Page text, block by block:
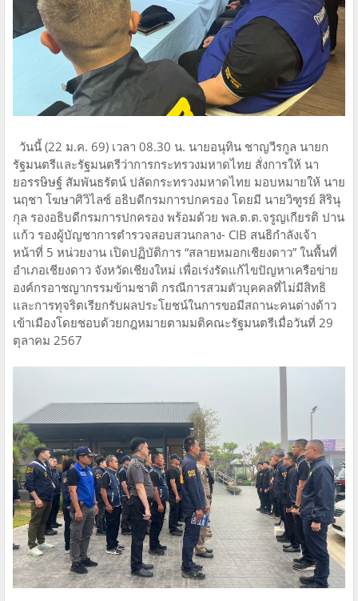
วันนี้ (22 ม.ค. 69) เวลา 08.30 น. นายอนุทิน ชาญวีรกูล นายก
รัฐมนตรีและรัฐมนตรีว่าการกระทรวงมหาดไทย สั่งการให้ นา
ยอรรษิษฐ์ สัมพันธรัตน์ ปลัดกระทรวงมหาดไทย มอบหมายให้ นาย
นฤชา โฆษาศิวิไลซ์ อธิบดีกรมการปกครอง โดยมี นายวิฑูรย์ สิรินุ
กุล รองอธิบดีกรมการปกครอง พร้อมด้วย พล.ต.ต.จรูญเกียรติ ปาน
แก้ว รองผู้บัญชาการตำรวจสอบสวนกลาง- CIB สนธิกำลังเจ้า
หน้าที่ 5 หน่วยงาน เปิดปฏิบัติการ “สลายหมอกเชียงดาว” ในพื้นที่
อำเภอเชียงดาว จังหวัดเชียงใหม่ เพื่อเร่งรัดแก้ไขปัญหาเครือข่าย
องค์กรอาชญากรรมข้ามชาติ กรณีการสวมตัวบุคคลที่ไม่มีสิทธิ
และการทุจริตเรียกรับผลประโยชน์ในการขอมีสถานะคนต่างด้าว
เข้าเมืองโดยชอบด้วยกฎหมายตามมติคณะรัฐมนตรีเมื่อวันที่ 29
ตุลาคม 2567